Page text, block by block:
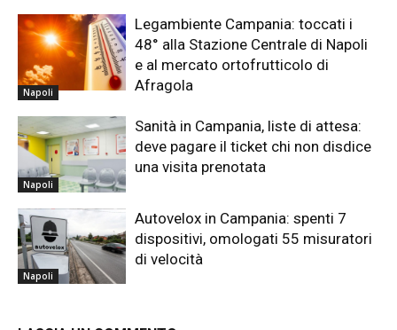
Napoli
Legambiente Campania: toccati i
48° alla Stazione Centrale di Napoli
e al mercato ortofrutticolo di
Afragola
Napoli
Sanità in Campania, liste di attesa:
deve pagare il ticket chi non disdice
una visita prenotata
Napoli
Autovelox in Campania: spenti 7
dispositivi, omologati 55 misuratori
di velocità